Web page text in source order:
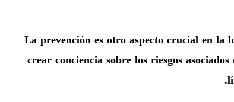
La prevención es otro aspecto crucial en la
crear conciencia sobre los riesgos